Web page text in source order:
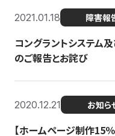
2021.01.18 障害報
コングラントシステム
のご報告とお詫び
2020.12.21 お知ら
【ホームページ制作15